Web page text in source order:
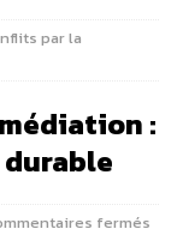
par la
:
fermés